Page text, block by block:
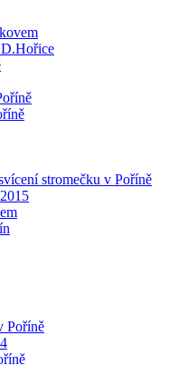
stromečku v Poříně
Poříně